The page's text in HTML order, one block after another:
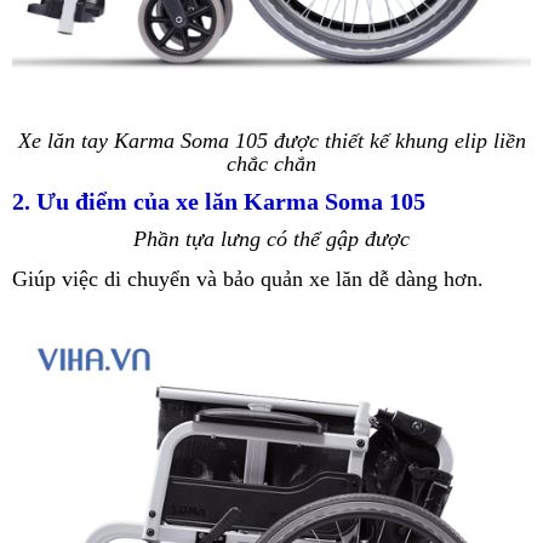
Xe lăn tay Karma Soma 105 được thiết kế khung elip liền
chắc chắn
2. Ưu điểm của xe lăn Karma Soma 105
Phần tựa lưng có thể gập được
Giúp việc di chuyển và bảo quản xe lăn dễ dàng hơn.